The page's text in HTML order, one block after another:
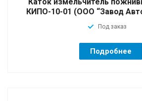
КИПО-10-01 (ООО “Завод
Под заказ
Подробнее